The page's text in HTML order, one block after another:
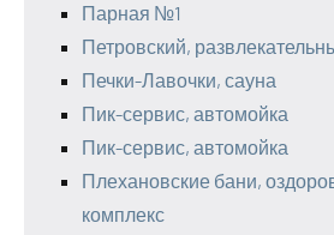
Парная №1
Петровский,
Печки-Лавочки, сауна
Пик-сервис, автомойка
Пик-сервис, автомойка
Плехановские бани,
комплекс